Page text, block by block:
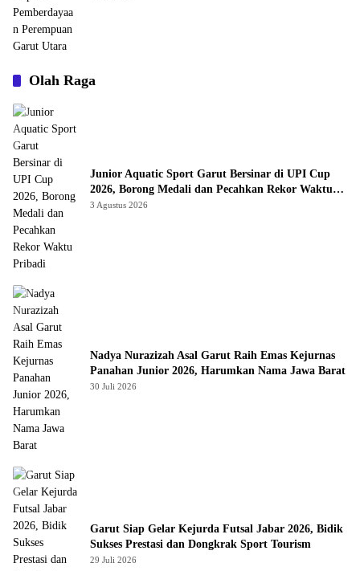
Olah Raga
Junior Aquatic Sport Garut Bersinar di UPI Cup
2026, Borong Medali dan Pecahkan Rekor Waktu
Pribadi
3 Agustus 2026
Nadya Nurazizah Asal Garut Raih Emas Kejurnas
Panahan Junior 2026, Harumkan Nama Jawa Barat
30 Juli 2026
Garut Siap Gelar Kejurda Futsal Jabar 2026, Bidik
Sukses Prestasi dan Dongkrak Sport Tourism
29 Juli 2026